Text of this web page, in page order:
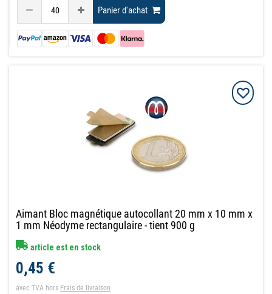
Panier d'achat
Aimant Bloc magnétique autocollant 20 mm x 10 mm x
1 mm Néodyme rectangulaire - tient 900 g
article est en stock
0,45 €
avec TVA hors Frais de livraison